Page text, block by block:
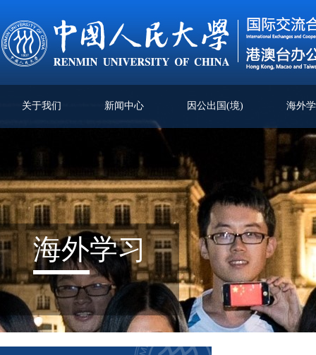
关于我们 新闻中心 因公出国(境) 海外
海外学习